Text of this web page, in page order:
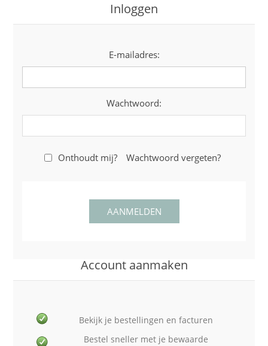
Inloggen
E-mailadres:
Wachtwoord:
Onthoudt mij? Wachtwoord vergeten?
Account aanmaken
Bekijk je bestellingen en facturen
Bestel sneller met je bewaarde